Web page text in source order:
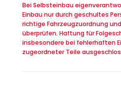
Bei Selbsteinbau
Einbau nur durch geschultes
richtige Fahrzeugzuordnung
überprüfen. Haftung für
insbesondere bei fehlerhaften
zugeordneter Teile